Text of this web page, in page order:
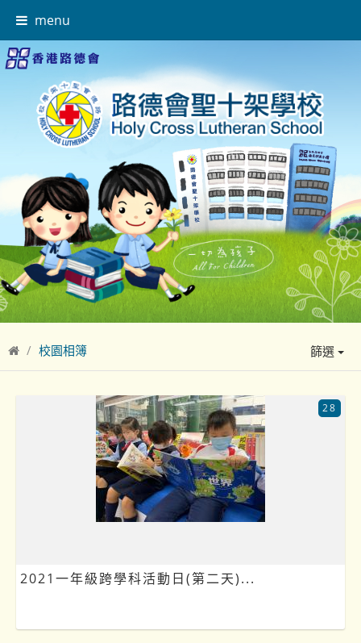
menu
校園相簿 篩選
2021一年級跨學科活動日(第二天)...
28